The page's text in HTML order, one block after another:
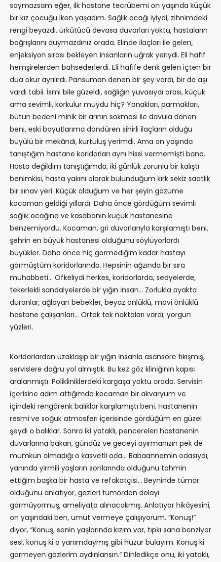
saymazsam eğer, ilk hastane tecrübemi on yaşında küçük
bir kız çocuğu iken yaşadım. Sağlık ocağı iyiydi, zihnimdeki
rengi beyazdı, ürkütücü devasa duvarları yoktu, hastaların
bağrışlarını duymazdınız orada. Elinde ilaçları ile gelen,
enjeksiyon sırası bekleyen insanların uğrak yeriydi. Eli hafif
hemşirelerden bahsederlerdi. Eli hafife denk gelen içten bir
dua okur ayrılırdı. Pansuman denen bir şey vardı, bir de aşı
vardı tabii. İsmi bile güzeldi, sağlığın yuvasıydı orası, küçük
ama sevimli, korkulur muydu hiç? Yanakları, parmakları,
bütün bedeni minik bir arının sokması ile davula dönen
beni, eski boyutlarıma döndüren sihirli ilaçların olduğu
büyülü bir mekândı, kurtuluş yerimdi. Ama on yaşında
tanıştığım hastane koridorları aynı hissi vermemişti bana.
Hasta değildim tanıştığımda, iki günlük zorunlu bir kalıştı
benimkisi, hasta yakını olarak bulunduğum kırk sekiz saatlik
bir sınav yeri. Küçük olduğum ve her şeyin gözüme
kocaman geldiği yıllardı. Daha önce gördüğüm sevimli
sağlık ocağına ve kasabanın küçük hastanesine
benzemiyordu. Kocaman, gri duvarlarıyla karşılamıştı beni,
şehrin en büyük hastanesi olduğunu söylüyorlardı
büyükler. Daha önce hiç görmediğim kadar hastayı
görmüştüm koridorlarında. Hepsinin ağzında bir sıra
muhabbeti… Öfkeliydi herkes, koridorlarda, sedyelerde,
tekerlekli sandalyelerde bir yığın insan… Zorlukla ayakta
duranlar, ağlayan bebekler, beyaz önlüklü, mavi önlüklü
hastane çalışanları… Ortak tek noktaları vardı; yorgun
yüzleri.
Koridorlardan uzaklaşıp bir yığın insanla asansöre tıkışmış,
servislere doğru yol almıştık. Bu kez göz kliniğinin kapısı
aralanmıştı. Polikliniklerdeki kargaşa yoktu orada. Servisin
içerisine adım attığımda kocaman bir akvaryum ve
içindeki rengârenk balıklar karşılamıştı beni. Hastanenin
resmi ve soğuk atmosferi içerisinde gördüğüm en güzel
şeydi o balıklar. Sonra iki yataklı, pencereleri hastanenin
duvarlarına bakan, gündüz ve geceyi ayırmanızın pek de
mümkün olmadığı o kasvetli oda… Babaannemin odasıydı,
yanında yirmili yaşların sonlarında olduğunu tahmin
ettiğim başka bir hasta ve refakatçisi… Beyninde tümör
olduğunu anlatıyor, gözleri tümörden dolayı
görmüyormuş, ameliyata alınacakmış. Anlatıyor hikâyesini,
on yaşındaki ben, umut vermeye çalışıyorum. “Konuş!”
diyor, “Konuş, senin yaşlarında kızım var, tıpkı sana benziyor
sesi, konuş ki o yanımdaymış gibi huzur bulayım. Konuş ki
görmeyen gözlerim aydınlansın.” Dinledikçe onu, iki yataklı,